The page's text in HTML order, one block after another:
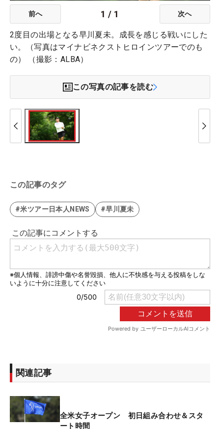
前へ 1 / 1 次へ
2度目の出場となる早川夏未。成長を感じる戦いにした
い。（写真はマイナビネクストヒロインツアーでのも
の） （撮影：ALBA）
この写真の記事を読む
この記事のタグ
#米ツアー日本人NEWS #早川夏未
関連記事
全米女子オープン 初日組み合わせ＆スタ
ート時間